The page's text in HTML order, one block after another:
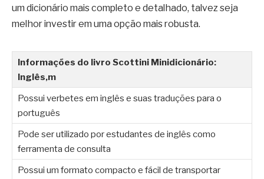
um dicionário mais completo e detalhado, talvez seja
melhor investir em uma opção mais robusta.
Informações do livro Scottini Minidicionário:
Inglês,m
Possui verbetes em inglês e suas traduções para o
português
Pode ser utilizado por estudantes de inglês como
ferramenta de consulta
Possui um formato compacto e fácil de transportar